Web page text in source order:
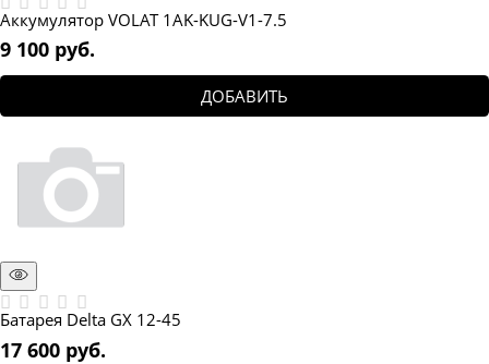
Аккумулятор VOLAT 1AK-KUG-V1-7.5
9 100 руб.
ДОБАВИТЬ
Батарея Delta GX 12-45
17 600 руб.